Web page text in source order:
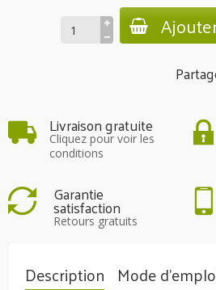
Livraison gratuite
Cliquez pour voir les
conditions
Garantie
satisfaction
Retours gratuits
Description Mode